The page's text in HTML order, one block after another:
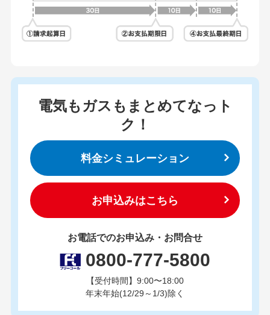
電気もガスもまとめてなっト
ク！
料金シミュレーション
お申込みはこちら
お電話でのお申込み・お問合せ
0800-777-5800
【受付時間】9:00〜18:00
年末年始(12/29～1/3)除く